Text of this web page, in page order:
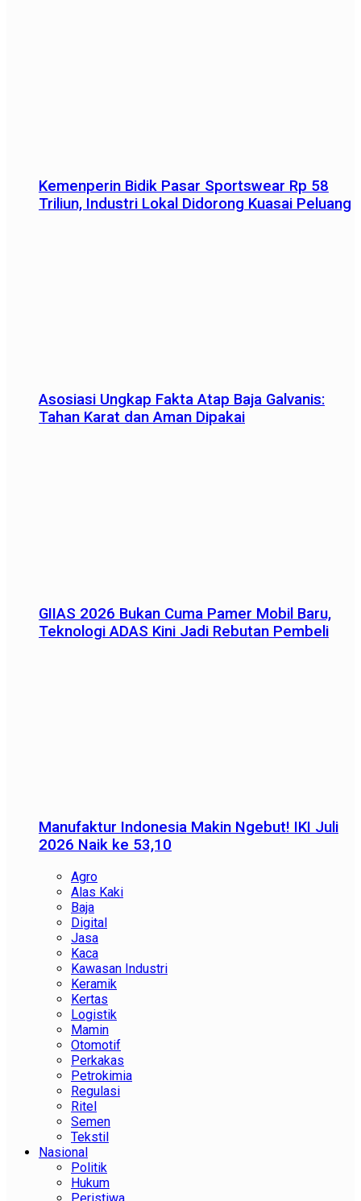
Kemenperin Bidik Pasar Sportswear Rp 58
Triliun, Industri Lokal Didorong Kuasai Peluang
Asosiasi Ungkap Fakta Atap Baja Galvanis:
Tahan Karat dan Aman Dipakai
GIIAS 2026 Bukan Cuma Pamer Mobil Baru,
Teknologi ADAS Kini Jadi Rebutan Pembeli
Manufaktur Indonesia Makin Ngebut! IKI Juli
2026 Naik ke 53,10
Agro
Alas Kaki
Baja
Digital
Jasa
Kaca
Kawasan Industri
Keramik
Kertas
Logistik
Mamin
Otomotif
Perkakas
Petrokimia
Regulasi
Ritel
Semen
Tekstil
Nasional
Politik
Hukum